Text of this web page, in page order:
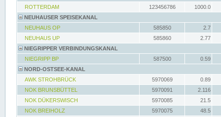
ROTTERDAM
123456786
1000.0
NEUHAUSER SPEISEKANAL
NEUHAUS OP
585850
2.7
NEUHAUS UP
585860
2.77
NIEGRIPPER VERBINDUNGSKANAL
NIEGRIPP BP
587500
0.59
NORD-OSTSEE-KANAL
AWK STROHBRÜCK
5970069
0.89
NOK BRUNSBÜTTEL
5970091
2.116
NOK DÜKERSWISCH
5970085
21.5
NOK BREIHOLZ
5970075
48.5